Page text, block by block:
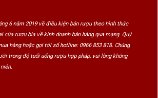
6 năm 2019 về điều kiện bán rượu theo hình thức
rượu bia về kinh doanh bán hàng qua mạng. Quý
hàng hoặc gọi tới số hotline: 0966 853 818. Chúng
trong độ tuổi uống rượu hợp pháp, vui lòng không